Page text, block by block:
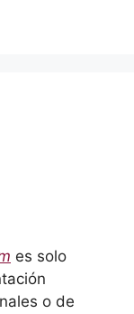
es solo
o de